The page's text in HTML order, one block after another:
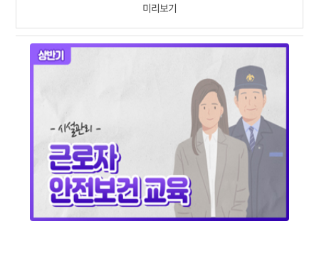
미리보기